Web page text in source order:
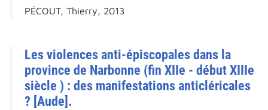
PÉCOUT, Thierry, 2013
Les violences anti-épiscopales dans la
province de Narbonne (fin XIIe - début XIIIe
siècle ) : des manifestations anticléricales
? [Aude].